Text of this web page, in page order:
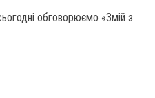
обговорюємо «Змій з